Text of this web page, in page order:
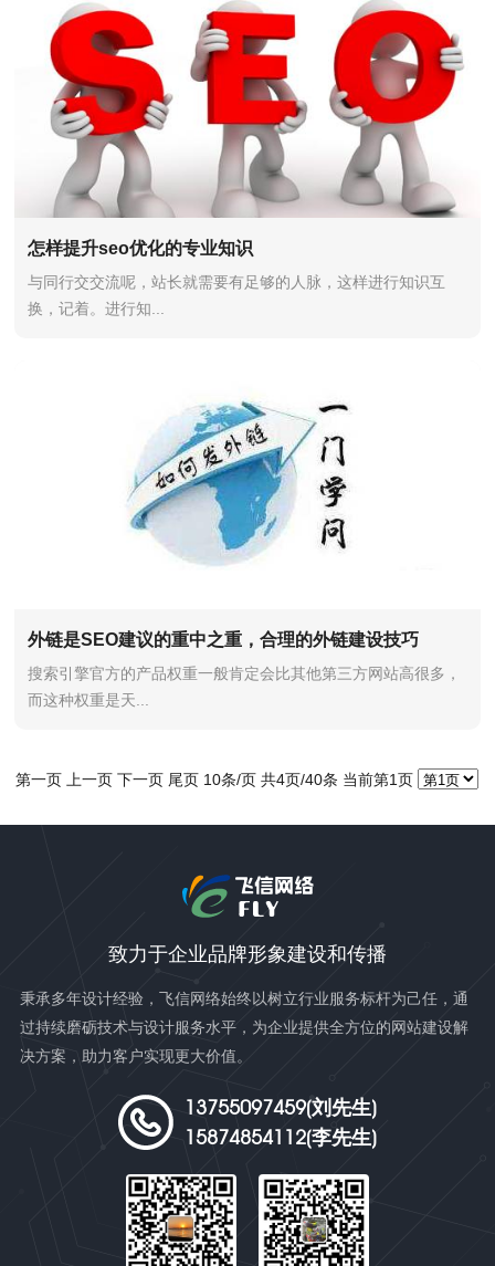
怎样提升seo优化的专业知识
与同行交交流呢，站长就需要有足够的人脉，这样进行知识互
换，记着。进行知...
外链是SEO建议的重中之重，合理的外链建设技巧
搜索引擎官方的产品权重一般肯定会比其他第三方网站高很多，
而这种权重是天...
第一页 上一页下一页 尾页 10条/页 共4页/40条 当前第1页
致力于企业品牌形象建设和传播
秉承多年设计经验，飞信网络始终以树立行业服务标杆为己任，通
过持续磨砺技术与设计服务水平，为企业提供全方位的网站建设解
决方案，助力客户实现更大价值。
13755097459(刘先生)
15874854112(李先生)